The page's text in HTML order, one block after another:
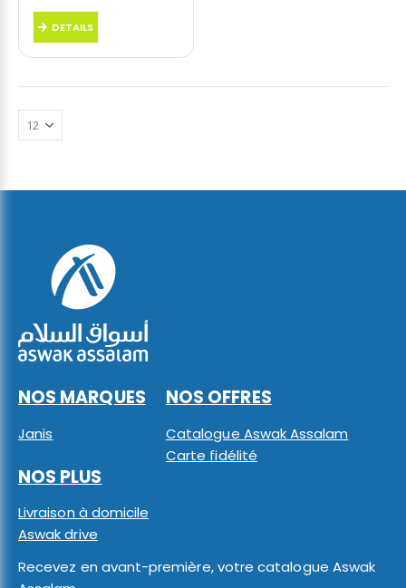
DETAILS
NOS MARQUES
Janis
NOS OFFRES
Catalogue Aswak Assalam
Carte fidélité
NOS PLUS
Livraison à domicile
Aswak drive
Recevez en avant-première, votre catalogue Aswak